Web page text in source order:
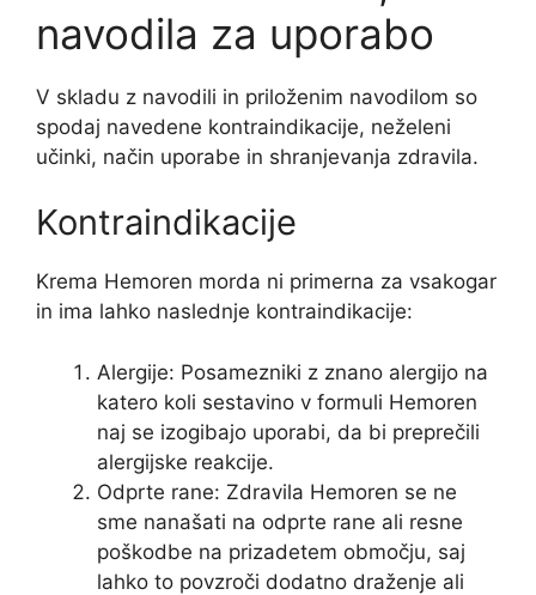
navodila za uporabo
V skladu z navodili in priloženim navodilom so
spodaj navedene kontraindikacije, neželeni
učinki, način uporabe in shranjevanja zdravila.
Kontraindikacije
Krema Hemoren morda ni primerna za vsakogar
in ima lahko naslednje kontraindikacije:
Alergije: Posamezniki z znano alergijo na
katero koli sestavino v formuli Hemoren
naj se izogibajo uporabi, da bi preprečili
alergijske reakcije.
Odprte rane: Zdravila Hemoren se ne
sme nanašati na odprte rane ali resne
poškodbe na prizadetem območju, saj
lahko to povzroči dodatno draženje ali